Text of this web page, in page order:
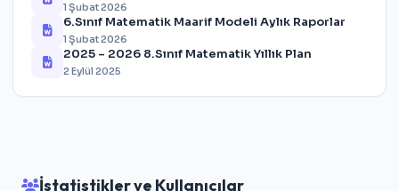
1 Şubat 2026
6.Sınıf Matematik Maarif Modeli Aylık Raporlar
1 Şubat 2026
2025 – 2026 8.Sınıf Matematik Yıllık Plan
2 Eylül 2025
İstatistikler ve Kullanıcılar